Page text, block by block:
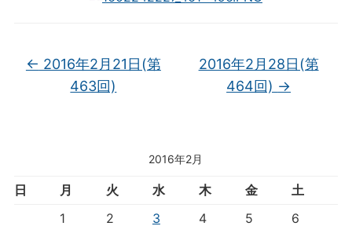
2016年2月
日 月 火 水 木 金
土
1
2 3 4 5
6
← 2016年2月21日(第
463回)
2016年2月28日(第
464回) →